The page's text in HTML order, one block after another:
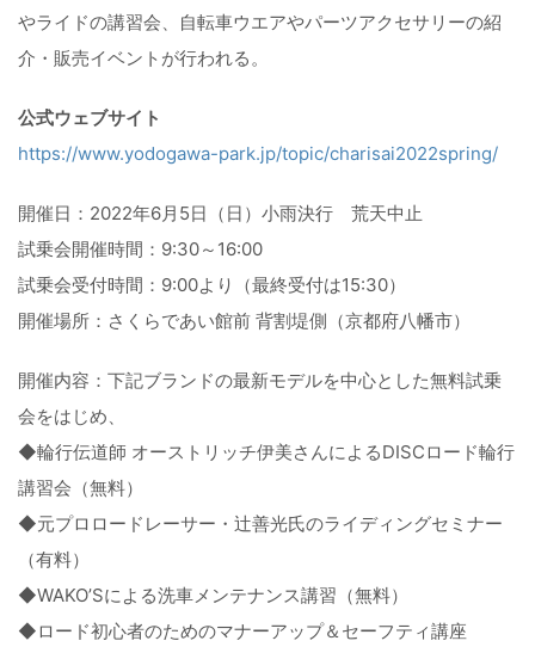
やライドの講習会、自転車ウエアやパーツアクセサリーの紹
介・販売イベントが行われる。
公式ウェブサイト
https://www.yodogawa-park.jp/topic/charisai2022spring/
開催日：2022年6月5日（日）小雨決行 荒天中止
試乗会開催時間：9:30～16:00
試乗会受付時間：9:00より（最終受付は15:30）
開催場所：さくらであい館前 背割堤側（京都府八幡市）
開催内容：下記ブランドの最新モデルを中心とした無料試乗
会をはじめ、
◆輪行伝道師 オーストリッチ伊美さんによるDISCロード輪行
講習会（無料）
◆元プロロードレーサー・辻善光氏のライディングセミナー
（有料）
◆WAKO’Sによる洗車メンテナンス講習（無料）
◆ロード初心者のためのマナーアップ＆セーフティ講座